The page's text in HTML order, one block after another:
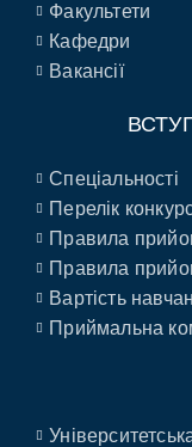
Факультети
Кафедри
Вакансії
Спеціальності
Перелік
Правила
Правила
Вартість
Приймальна